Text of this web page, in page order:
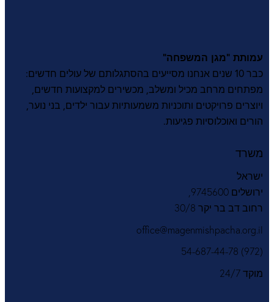
עמותת “מגן המשפחה”
כבר 10 שנים אנחנו מסייעים בהסתגלותם של עולים חדשים:
מפתחים מרחב מכיל ומשלב, מכשירים למקצועות חדשים,
ויוצרים פרויקטים ותוכניות משמעותיות עבור ילדים, בני נוער,
הורים ואוכלוסיות פגיעות.
משרד
ישראל
ירושלים 9745600,
רחוב דב בר יקר 30/8
office@magenmishpacha.org.il
(972) 54-687-44-78
מוקד 24/7